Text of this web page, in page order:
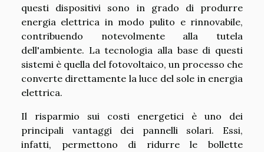
questi dispositivi sono in grado di produrre
energia elettrica in modo pulito e rinnovabile,
contribuendo notevolmente alla tutela
dell'ambiente. La tecnologia alla base di questi
sistemi è quella del fotovoltaico, un processo che
converte direttamente la luce del sole in energia
elettrica.
Il risparmio sui costi energetici è uno dei
principali vantaggi dei pannelli solari. Essi,
infatti, permettono di ridurre le bollette